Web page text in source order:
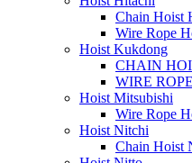
Chain Hoist
Wire Rope
Hoist Kukdong
CHAIN
WIRE
Hoist Mitsubishi
Wire Rope
Hoist Nitchi
Chain Hoist